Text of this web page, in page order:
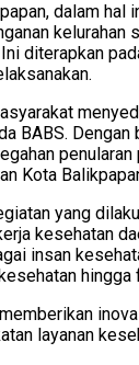
dalam hal
kelurahan
diterapkan
BABS.
penularan
Kota
yang
kesehatan
insan
layanan